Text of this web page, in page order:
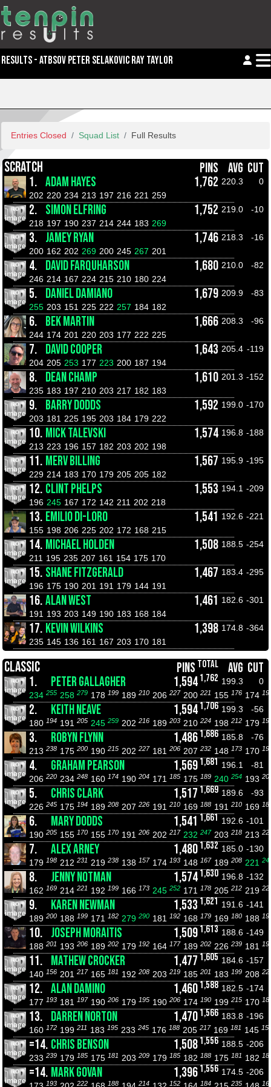
RESULTS - ATBSOV PETER SELAKOVIC RAY TAYLOR
Entries Closed Squad List Full Results
SCRATCH PINS AVG CUT
1. ADAM HAYES 1,762 220.3
0
202 220 234 213 197 216 221 259
2. SIMON ELFRING 1,752 219.0
-10
218 197 190 237 214 244 183 269
3. JAMEY RYAN 1,746 218.3
-16
200 162 202 269 200 245 267 201
4. DAVID FARQUHARSON 1,680 210.0
-82
246 214 167 224 215 210 180 224
5. DANIEL DAMIANO 1,679 209.9
-83
255 203 151 225 222 257 184 182
6. BEK MARTIN 1,666 208.3
-96
244 174 201 220 203 177 222 225
7. DAVID COOPER 1,643 205.4 -119
204 205 253 177 223 200 187 194
8. DEAN CHAMP 1,610 201.3 -152
235 183 197 210 203 217 182 183
9. BARRY DODDS 1,592 199.0 -170
203 181 225 195 203 184 179 222
10. MICK TALEVSKI 1,574 196.8 -188
213 223 196 157 182 203 202 198
11. MERV BILLING 1,567 195.9 -195
229 214 183 170 179 205 205 182
12. CLINT PHELPS 1,553 194.1 -209
196 245 167 172 142 211 202 218
13. EMILIO DI-LORO 1,541 192.6 -221
155 198 206 225 202 172 168 215
14. MICHAEL HOLDEN 1,508 188.5 -254
211 195 235 207 161 154 175 170
15. SHANE FITZGERALD 1,467 183.4 -295
196 175 190 201 191 179 144 191
16.ALAN WEST 1,461 182.6 -301
191 193 203 149 190 183 168 184
17. KEVIN WILKINS 1,398 174.8 -364
235 145 136 161 167 203 170 181
CLASSIC PINS TOTAL AVG CUT
1.
PETER GALLAGHER 1,594 1,762 199.3
0
234 255 258 279 178 199 189 210 206 227 200 221 155 176 174
2. KEITH NEAVE 1,5941,706 199.3
-56
180 194 191 205 245 259 202 216 189 203 210 224 198 212 179
3. ROBYN FLYNN 1,4861,686 185.8
-76
213 238 175 200 190 215 202 227 181 206 207 232 148 173 170
4. GRAHAM PEARSON 1,5691,681 196.1
-81
206 220 234 248 160 174 190 204 171 185 175 189 240 254 193
5. CHRIS CLARK 1,517 1,669 189.6
-93
226 245 175 194 189 208 207 226 191 210 169 188 191 210 169
6. MARY DODDS 1,541 1,661 192.6 -101
190 205 155 170 155 170 191 206 202 217 232 247 203 218 213
7. ALEX ARNEY 1,4801,632 185.0 -130
179 198 212 231 219 238 138 157 174 193 148 167 189 208 221
8. JENNY NOTMAN 1,5741,630 196.8 -132
162 169 214 221 192 199 166 173 245 252 171 178 205 212 219
9. KAREN NEWMAN 1,533 1,621 191.6 -141
189 200 188 199 171 182 279 290 181 192 168 179 169 180 188
10. JOSEPH MORAITIS 1,5091,613 188.6 -149
188 201 193 206 189 202 179 192 164 177 189 202 226 239 181
11. MATHEW CROCKER 1,477 1,605 184.6 -157
140 156 201 217 165 181 192 208 203 219 185 201 183 199 208
12. ALAN DAMINO 1,4601,588 182.5 -174
177 193 181 197 190 206 179 195 190 206 174 190 199 215 170
13. DARREN NORTON 1,4701,566 183.8 -196
160 172 199 211 183 195 233 245 176 188 205 217 169 181 145
=14. CHRIS BENSON 1,5081,556 188.5 -206
233 239 179 185 175 181 203 209 179 185 182 188 175 181 182
=14. MARK GOVAN 1,3961,556 174.5 -206
193 222 188 214 152 184 235